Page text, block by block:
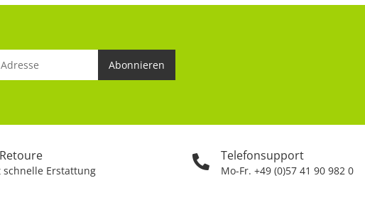
schnelle Erstattung
Telefonsupport
Mo-Fr. +49 (0)57 41 90 982 0
Abonnieren